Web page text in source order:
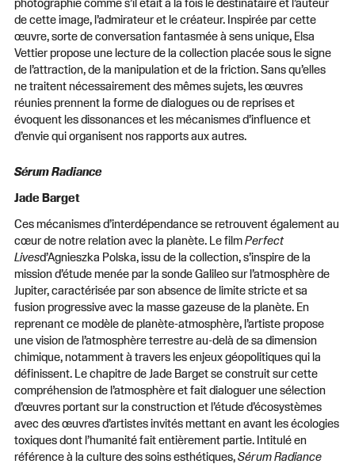
de cette image, l’admirateur et le créateur. Inspirée par cette
œuvre, sorte de conversation fantasmée à sens unique, Elsa
Vettier propose une lecture de la collection placée sous le signe
de l’attraction, de la manipulation et de la friction. Sans qu’elles
ne traitent nécessairement des mêmes sujets, les œuvres
réunies prennent la forme de dialogues ou de reprises et
évoquent les dissonances et les mécanismes d’influence et
d’envie qui organisent nos rapports aux autres.
Sérum Radiance
Jade Barget
Ces mécanismes d’interdépendance se retrouvent également au
cœur de notre relation avec la planète. Le filmPerfect
Livesd’Agnieszka Polska, issu de la collection, s’inspire de la
mission d’étude menée par la sonde Galileo sur l’atmosphère de
Jupiter, caractérisée par son absence de limite stricte et sa
fusion progressive avec la masse gazeuse de la planète. En
reprenant ce modèle de planète-atmosphère, l’artiste propose
une vision de l’atmosphère terrestre au-delà de sa dimension
chimique, notamment à travers les enjeux géopolitiques qui la
définissent. Le chapitre de Jade Barget se construit sur cette
compréhension de l’atmosphère et fait dialoguer une sélection
d’œuvres portant sur la construction et l’étude d’écosystèmes
avec des œuvres d’artistes invités mettant en avant les écologies
toxiques dont l’humanité fait entièrement partie. Intitulé en
référence à la culture des soins esthétiques, Sérum Radiance